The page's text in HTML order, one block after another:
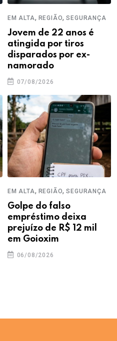
EM ALTA, REGIÃO,SEGURANÇA
Jovem de 22 anos é
atingida por tiros
disparados por ex-
namorado
07/08/2026
EM ALTA, REGIÃO,SEGURANÇA
Golpe do falso
empréstimo deixa
prejuízo de R$ 12 mil
em Goioxim
06/08/2026